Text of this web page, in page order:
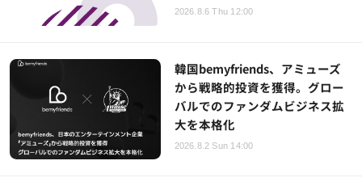
2026.8.6 Thu 12:00
韓国bemyfriends、アミューズ
から戦略的投資を獲得。グロー
バルでのファンダムビジネス拡
大を本格化
2026.8.2 Sun 14:00